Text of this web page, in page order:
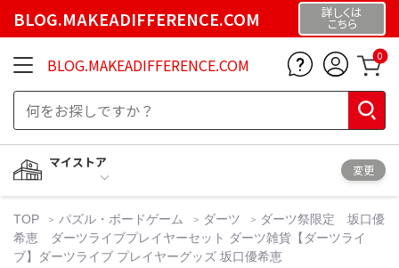
BLOG.MAKEADIFFERENCE.COM 詳しくは
こちら
BLOG.MAKEADIFFERENCE.COM 0
マイストア
変更
TOP パズル・ボードゲーム ダーツ
ダーツ祭限定 坂口優
希恵 ダーツライブプレイヤーセット ダーツ雑貨【ダーツライ
ブ】ダーツライブ プレイヤーグッズ 坂口優希恵